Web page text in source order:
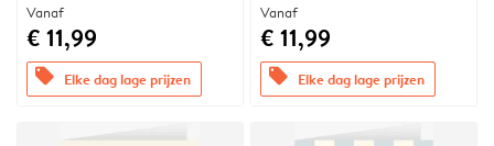
Vanaf
€ 11,99
offers Elke dag lage prijzen
Vanaf
€ 11,99
offers Elke dag lage prijzen